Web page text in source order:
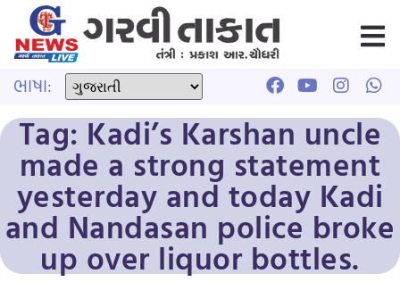
ભાષા:
Tag: Kadi’s Karshan uncle
made a strong statement
yesterday and today Kadi
and Nandasan police broke
up over liquor bottles.